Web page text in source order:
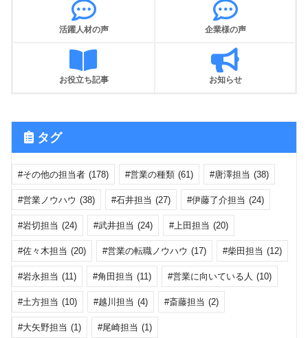
活躍人材の声 企業様の声
お役立ち記事 お知らせ
タグ
その他の担当者 (178) 営業の種類 (61) 唐澤担当 (38)
営業ノウハウ (38) 石井担当 (27) 伊藤了介担当 (24)
岩切担当 (24) 武井担当 (24) 上田担当 (20)
佐々木担当 (20) 営業の転職ノウハウ (17) 柴田担当 (12)
岩永担当 (11) 角田担当 (11) 営業に向いている人 (10)
土方担当 (10) 越川担当 (4) 斎藤担当 (2)
大矢野担当 (1) 尾崎担当 (1)